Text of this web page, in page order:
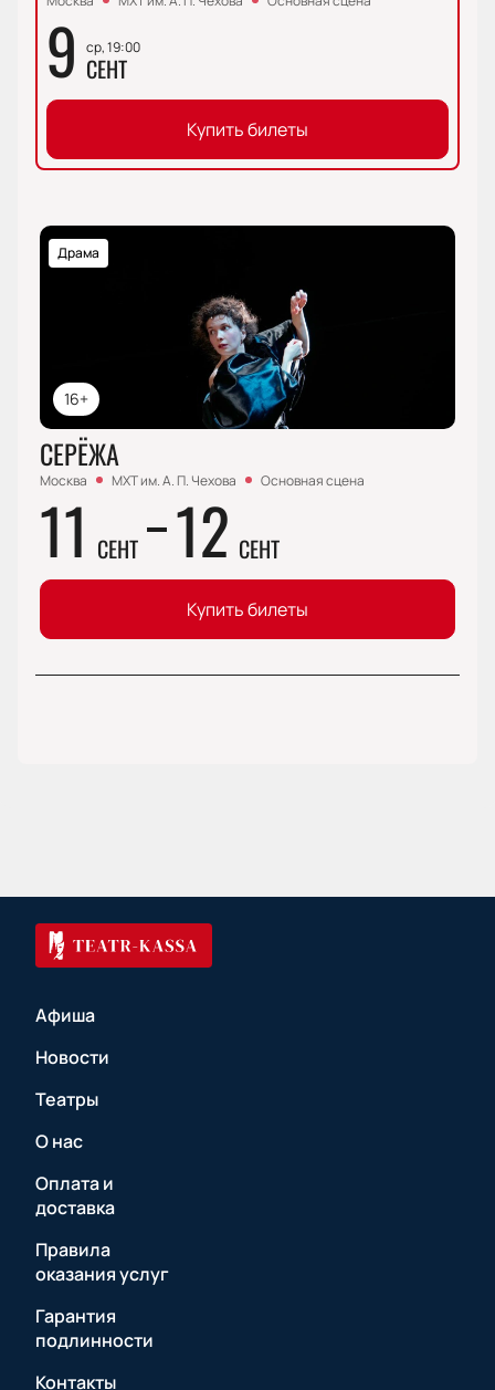
9 ср, 19:00
СЕНТ
Купить билеты
16+
Драма
СЕРЁЖА
Москва МХТ им. А. П. Чехова Основная сцена
11 СЕНТ 12 СЕНТ
Купить билеты
Афиша
Новости
Театры
О нас
Оплата и
доставка
Правила
оказания услуг
Гарантия
подлинности
Контакты